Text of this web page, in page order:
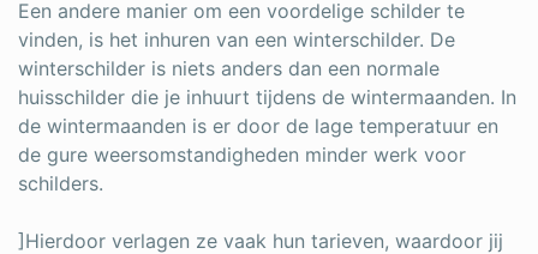
Een andere manier om een voordelige schilder te
vinden, is het inhuren van een winterschilder. De
winterschilder is niets anders dan een normale
huisschilder die je inhuurt tijdens de wintermaanden. In
de wintermaanden is er door de lage temperatuur en
de gure weersomstandigheden minder werk voor
schilders.
]Hierdoor verlagen ze vaak hun tarieven, waardoor jij